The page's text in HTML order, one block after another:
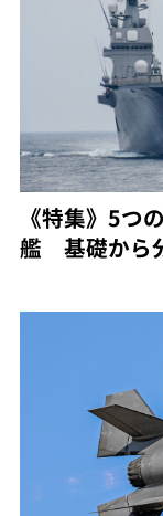
《特集》5つ
艦 基礎から